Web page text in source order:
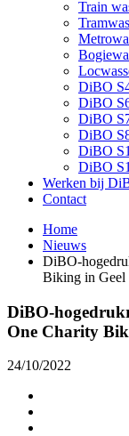
Train
DiBO
DiBO
DiBO
DiBO
DiBO
DiBO
Werken bij
Contact
Home
Nieuws
DiBO-
Biking in Geel
DiBO-
One Charity
24/10/2022